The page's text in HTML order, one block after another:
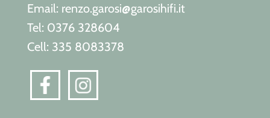
Email: renzo.garosi@garosihifi.it
Tel: 0376 328604
Cell: 335 8083378